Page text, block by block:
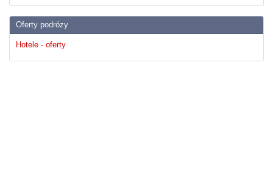
Oferty podrózy
Hotele - oferty